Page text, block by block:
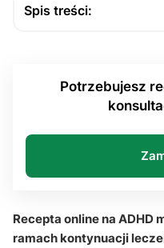
Spis treści:
Jak wygląda proces
Dlaczego historia
Jaką rolę odgrywa
Kiedy lekarz POZ
kontynuacji terapii?
Potrzebujesz
Recepta online na ADHD
ramach kontynuacji